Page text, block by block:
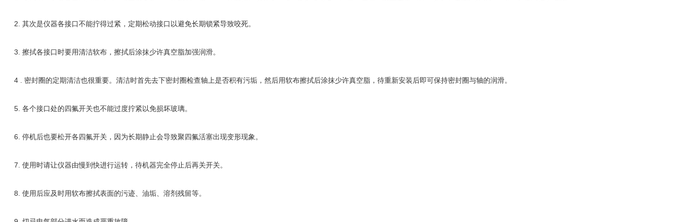
2. 其次是仪器各接口不能拧得过紧，定期松动接口以避免长期锁紧导致咬死。
3. 擦拭各接口时要用清洁软布，擦拭后涂抹少许真空脂加强润滑。
4 . 密封圈的定期清洁也很重要。清洁时首先去下密封圈检查轴上是否积有污垢，然后用软布擦拭后涂抹少许真空脂，待重新安装后即可保持密封圈与轴的润滑。
5. 各个接口处的四氟开关也不能过度拧紧以免损坏玻璃。
6. 停机后也要松开各四氟开关，因为长期静止会导致聚四氟活塞出现变形现象。
7. 使用时请让仪器由慢到快进行运转，待机器完全停止后再关开关。
8. 使用后应及时用软布擦拭表面的污迹、油垢、溶剂残留等。